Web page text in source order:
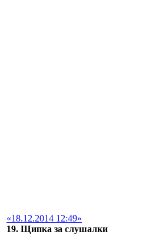
«18.12.2014 12:49»
19. Щипка за слушалки